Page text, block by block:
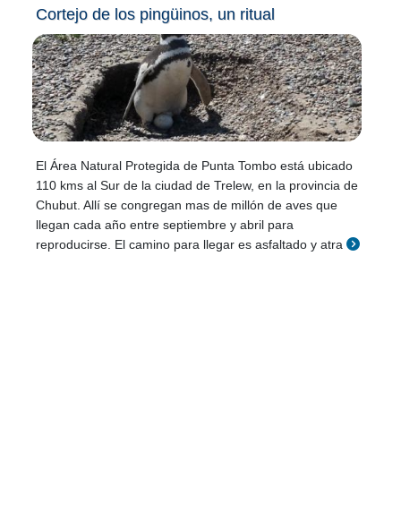
Cortejo de los pingüinos, un ritual
El Área Natural Protegida de Punta Tombo está ubicado
110 kms al Sur de la ciudad de Trelew, en la provincia de
Chubut. Allí se congregan mas de millón de aves que
llegan cada año entre septiembre y abril para
reproducirse. El camino para llegar es asfaltado y atra